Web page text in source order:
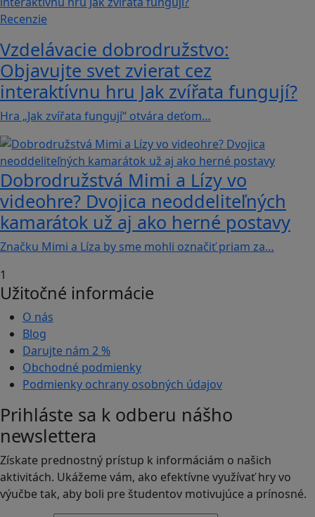
Recenzie
Vzdelávacie dobrodružstvo:
Objavujte svet zvierat cez
interaktívnu hru Jak zvířata fungují?
Hra „Jak zvířata fungují“ otvára deťom…
Dobrodružstvá Mimi a Lízy vo
videohre? Dvojica neoddeliteľných
kamarátok už aj ako herné postavy
Značku Mimi a Líza by sme mohli označiť priam za…
1
Užitočné informácie
O nás
Blog
Darujte nám 2 %
Obchodné podmienky
Podmienky ochrany osobných údajov
Prihláste sa k odberu nášho
newslettera
Získate prednostný prístup k informáciám o našich
aktivitách. Ukážeme vám, ako efektívne využívať hry vo
výučbe tak, aby boli pre študentov motivujúce a prínosné.